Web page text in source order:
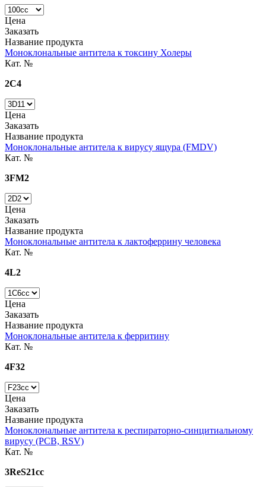
Цена
Заказать
Название продукта
Моноклональные антитела к токсину Холеры
Кат. №
2C4
Цена
Заказать
Название продукта
Моноклональные антитела к вирусу ящура (FMDV)
Кат. №
3FM2
Цена
Заказать
Название продукта
Моноклональные антитела к лактоферрину человека
Кат. №
4L2
Цена
Заказать
Название продукта
Моноклональные антитела к ферритину
Кат. №
4F32
Цена
Заказать
Название продукта
Моноклональные антитела к респираторно-синцитиальному
вирусу (РСВ, RSV)
Кат. №
3ReS21cc